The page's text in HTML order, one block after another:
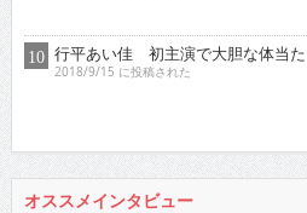
東京03 シチュエーショ
2017/11/16 に投稿された